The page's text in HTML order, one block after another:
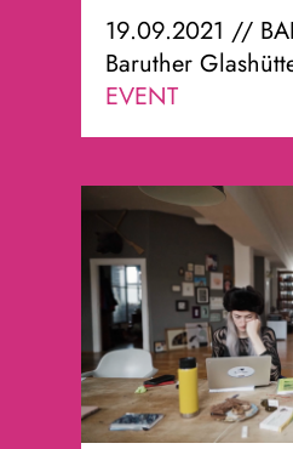
19.09.2021 //
Baruther
EVENT